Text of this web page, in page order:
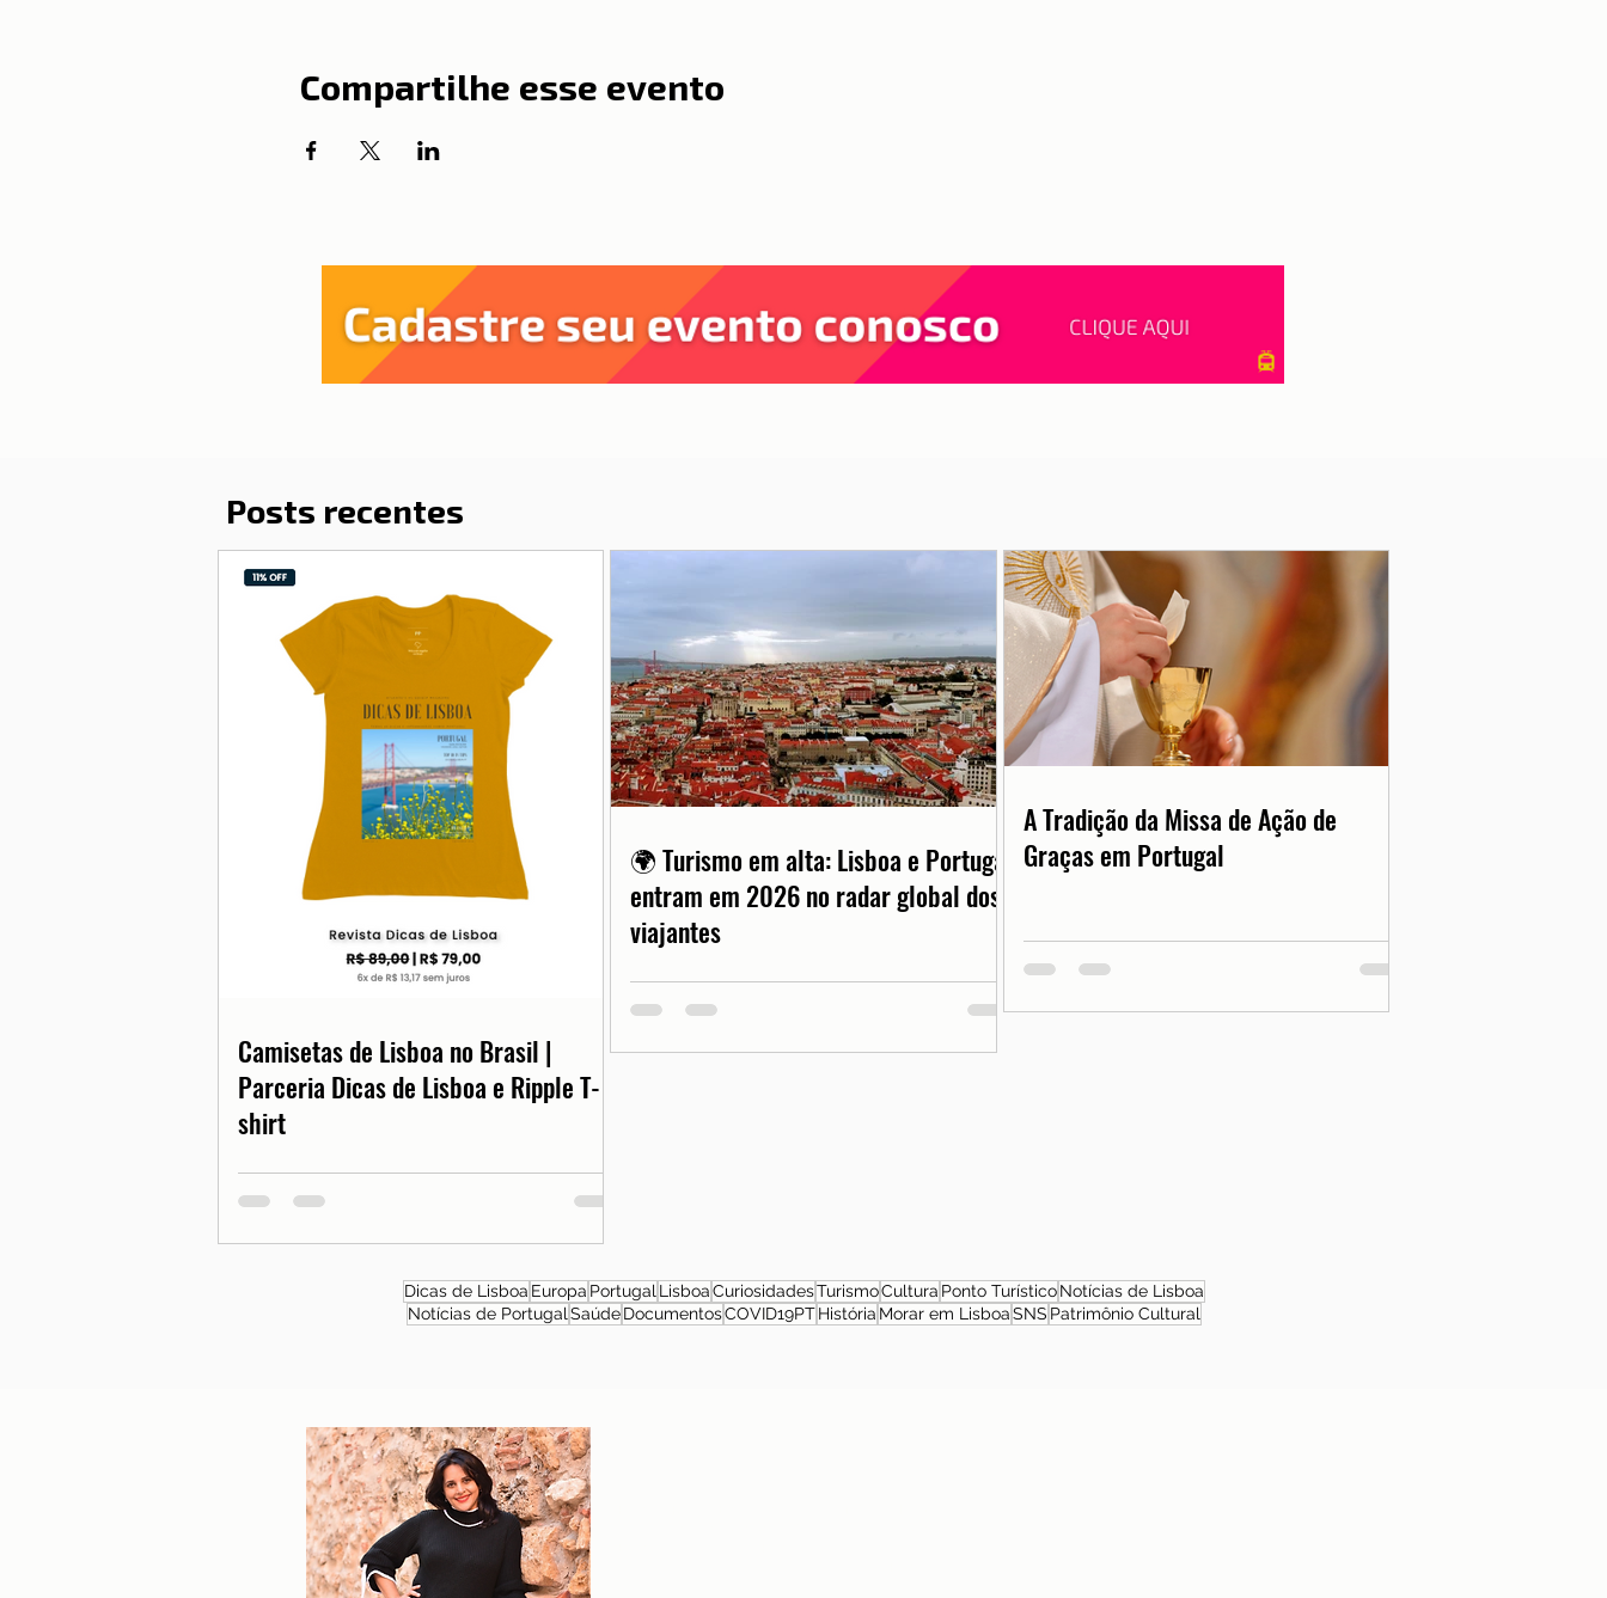
Compartilhe esse evento
Posts recentes
Camisetas de Lisboa no Brasil |
Parceria Dicas de Lisboa e Ripple T-
shirt
🌍 Turismo em alta: Lisboa e Portugal
entram em 2026 no radar global dos
viajantes
A Tradição da Missa de Ação de
Graças em Portugal
Dicas de Lisboa Europa Portugal LisboaCuriosidadesTurismoCultura Ponto Turístico Notícias de Lisboa
Notícias de Portugal Saúde DocumentosCOVID19PT História Morar em LisboaSNS Patrimônio Cultural